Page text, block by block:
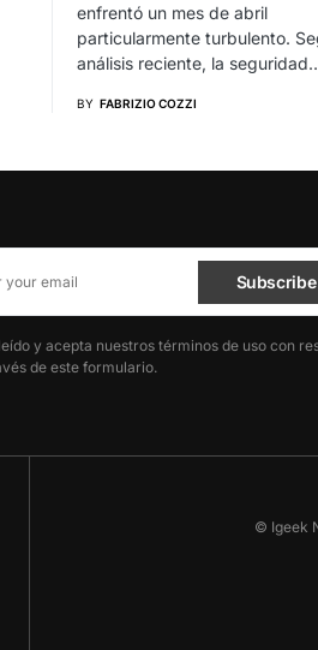
enfrentó un mes de abril
particularmente turbulento.
análisis reciente, la
BY FABRIZIO COZZI
Subscribe
y acepta nuestros términos de uso con
de este formulario.
© Igeek